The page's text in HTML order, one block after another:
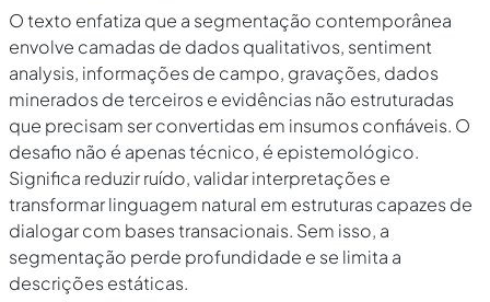
O texto enfatiza que a segmentação contemporânea
envolve camadas de dados qualitativos, sentiment
analysis, informações de campo, gravações, dados
minerados de terceiros e evidências não estruturadas
que precisam ser convertidas em insumos confiáveis. O
desafio não é apenas técnico, é epistemológico.
Significa reduzir ruído, validar interpretações e
transformar linguagem natural em estruturas capazes de
dialogar com bases transacionais. Sem isso, a
segmentação perde profundidade e se limita a
descrições estáticas.